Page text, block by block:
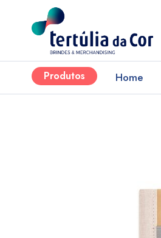
Produtos Home